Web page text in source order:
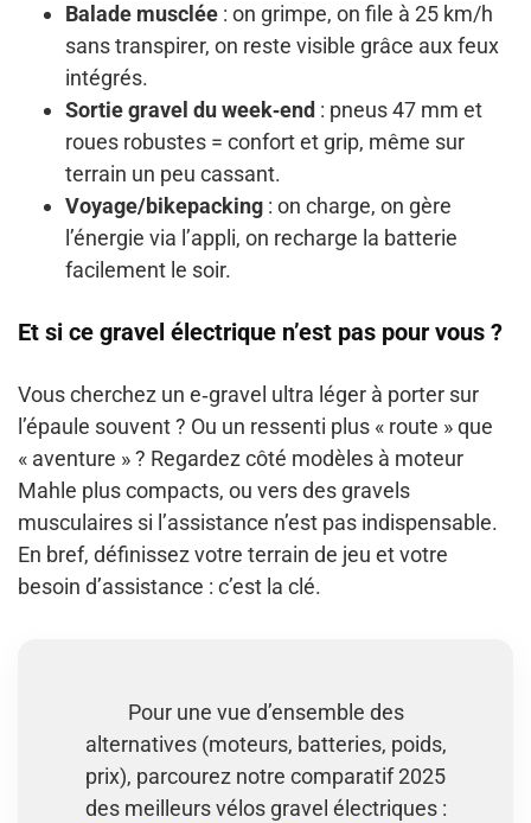
Balade musclée : on grimpe, on file à 25 km/h
sans transpirer, on reste visible grâce aux feux
intégrés.
Sortie gravel du week‑end : pneus 47 mm et
roues robustes = confort et grip, même sur
terrain un peu cassant.
Voyage/bikepacking : on charge, on gère
l’énergie via l’appli, on recharge la batterie
facilement le soir.
Et si ce gravel électrique n’est pas pour vous ?
Vous cherchez un e‑gravel ultra léger à porter sur
l’épaule souvent ? Ou un ressenti plus « route » que
« aventure » ? Regardez côté modèles à moteur
Mahle plus compacts, ou vers des gravels
musculaires si l’assistance n’est pas indispensable.
En bref, définissez votre terrain de jeu et votre
besoin d’assistance : c’est la clé.
Pour une vue d’ensemble des
alternatives (moteurs, batteries, poids,
prix), parcourez notre comparatif 2025
des meilleurs vélos gravel électriques :